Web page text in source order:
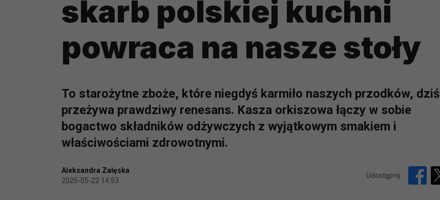
skarb polskiej kuchni
powraca na nasze stoły
To starożytne zboże, które niegdyś karmiło naszych przodków, dziś
przeżywa prawdziwy renesans. Kasza orkiszowa łączy w sobie
bogactwo składników odżywczych z wyjątkowym smakiem i
właściwościami zdrowotnymi.
Aleksandra Załęska
2025-05-22 14:53
Udostępnij